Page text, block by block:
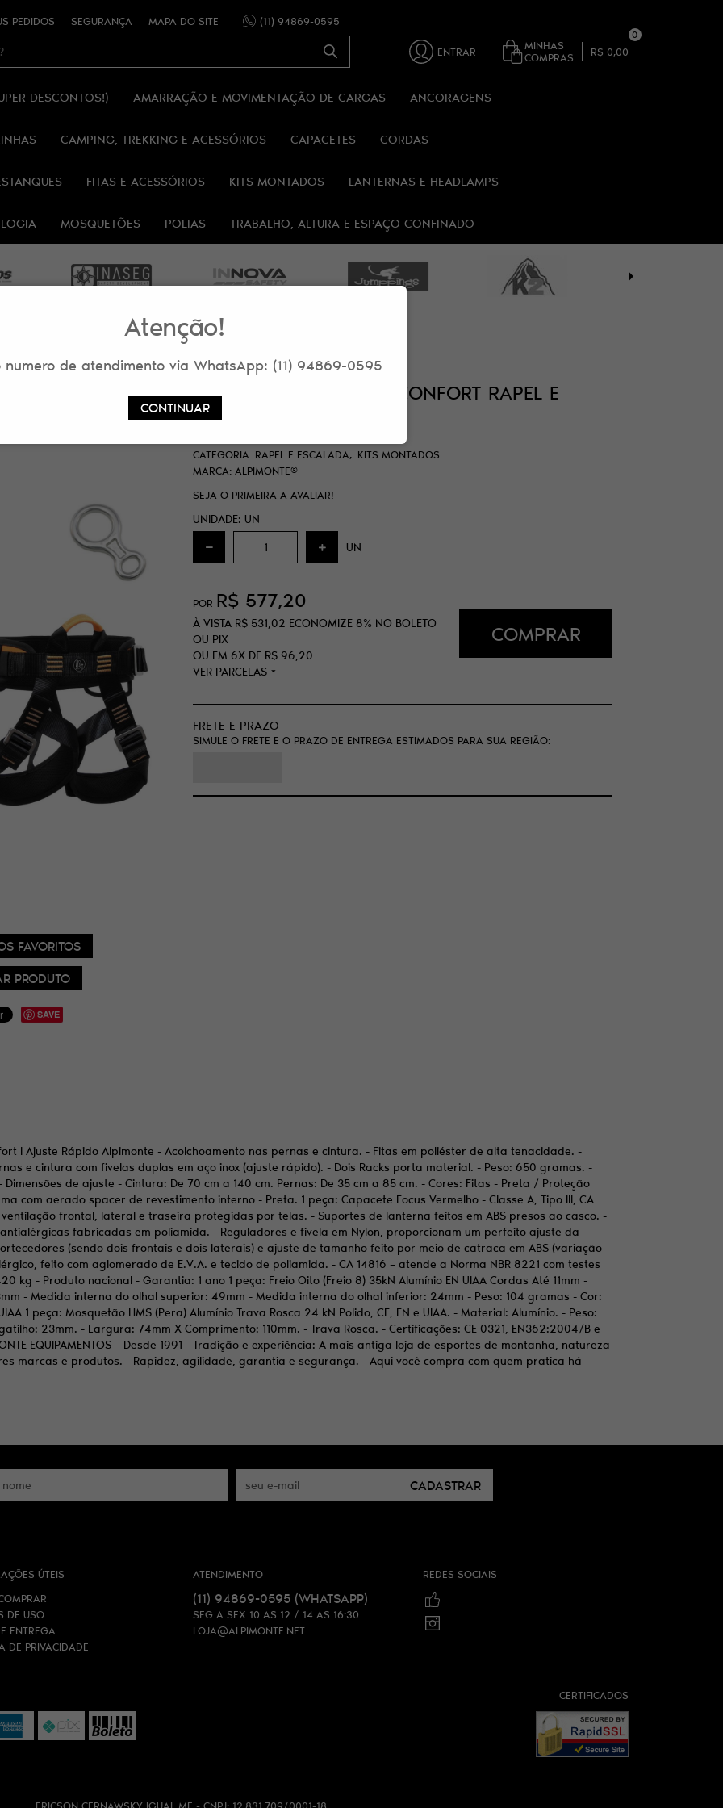
PEDIDOS SEGURANÇA MAPA DO SITE (11) 94869-0595
ENTRAR
MINHAS
COMPRAS
0
R$ 0,00
DESCONTOS!) AMARRAÇÃO E MOVIMENTAÇÃO DE CARGAS ANCORAGENS
CAMPING, TREKKING E ACESSÓRIOS CAPACETES CORDAS
FITAS E ACESSÓRIOS KITS MONTADOS LANTERNAS E HEADLAMPS
MOSQUETÕES POLIAS TRABALHO, ALTURA E ESPAÇO CONFINADO
ALP040-VM BASIC CONFORT RAPEL E ESCALADA ALPIMONTE
FAVORITOS
PRODUTO
SAVE
KIT ALP040-VM BASIC CONFORT RAPEL E
ESCALADA ALPIMONTE
CATEGORIA: RAPEL E ESCALADA
KITS MONTADOS
MARCA: ALPIMONTE®
SEJA O PRIMEIRA A AVALIAR!
UNIDADE: UN
UN
POR R$ 577,20
À VISTA R$ 531,02 ECONOMIZE 8% NO BOLETO
OU PIX
OU EM 6X DE R$ 96,20
VER PARCELAS
COMPRAR
FRETE E PRAZO
SIMULE O FRETE E O PRAZO DE ENTREGA ESTIMADOS PARA SUA REGIÃO:
I Ajuste Rápido Alpimonte - Acolchoamento nas pernas e cintura. - Fitas em poliéster de alta tenacidade. -
e cintura com fivelas duplas em aço inox (ajuste rápido). - Dois Racks porta material. - Peso: 650 gramas. -
de ajuste - Cintura: De 70 cm a 140 cm. Pernas: De 35 cm a 85 cm. - Cores: Fitas - Preta / Proteção
com aerado spacer de revestimento interno - Preta. 1 peça: Capacete Focus Vermelho - Classe A, Tipo III, CA
ventilação frontal, lateral e traseira protegidas por telas. - Suportes de lanterna feitos em ABS presos ao casco. -
fabricadas em poliamida. - Reguladores e fivela em Nylon, proporcionam um perfeito ajuste da
(sendo dois frontais e dois laterais) e ajuste de tamanho feito por meio de catraca em ABS (variação
feito com aglomerado de E.V.A. e tecido de poliamida. - CA 14816 – atende a Norma NBR 8221 com testes
kg - Produto nacional - Garantia: 1 ano 1 peça: Freio Oito (Freio 8) 35kN Alumínio EN UIAA Cordas Até 11mm -
- Medida interna do olhal superior: 49mm - Medida interna do olhal inferior: 24mm - Peso: 104 gramas - Cor:
1 peça: Mosquetão HMS (Pera) Alumínio Trava Rosca 24 kN Polido, CE, EN e UIAA. - Material: Alumínio. - Peso:
23mm. - Largura: 74mm X Comprimento: 110mm. - Trava Rosca. - Certificações: CE 0321, EN362:2004/B e
EQUIPAMENTOS – Desde 1991 - Tradição e experiência: A mais antiga loja de esportes de montanha, natureza
marcas e produtos. - Rapidez, agilidade, garantia e segurança. - Aqui você compra com quem pratica há
CADASTRAR
ÚTEIS
DE USO
ENTREGA
DE PRIVACIDADE
ATENDIMENTO
(11) 94869-0595 (WHATSAPP)
SEG A SEX 10 AS 12 / 14 AS 16:30
LOJA@ALPIMONTE.NET
REDES SOCIAIS
CERTIFICADOS
Atenção!
numero de atendimento via WhatsApp: (11) 94869-0595
CONTINUAR